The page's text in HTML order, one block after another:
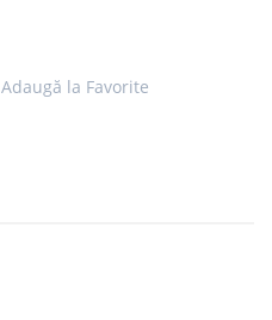
Adaugă la Favorite